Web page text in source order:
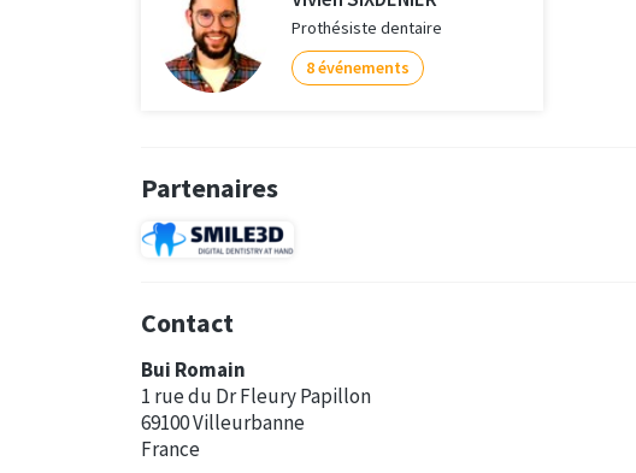
Prothésiste dentaire
8 événements
Partenaires
Contact
Bui Romain
1 rue du Dr Fleury Papillon
69100 Villeurbanne
France